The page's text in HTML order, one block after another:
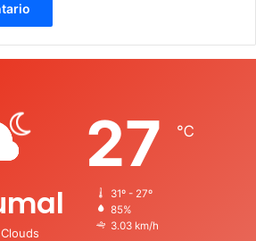
27 ℃
31º - 27º
85%
3.03 km/h